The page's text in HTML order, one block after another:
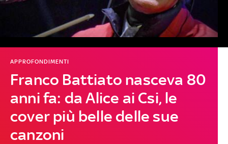
Franco Battiato nasceva 80
anni fa: da Alice ai Csi, le
cover più belle delle sue
canzoni
APPROFONDIMENTI